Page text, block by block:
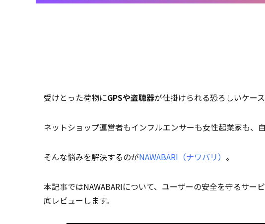
受けとった荷物にGPSや盗聴器が仕掛けられる恐ろしいケー
ネットショップ運営者もインフルエンサーも女性起業家も、
そんな悩みを解決するのがNAWABARI（ナワバリ） 。
本記事ではNAWABARIについて、ユーザーの安全を守るサー
底レビューします。